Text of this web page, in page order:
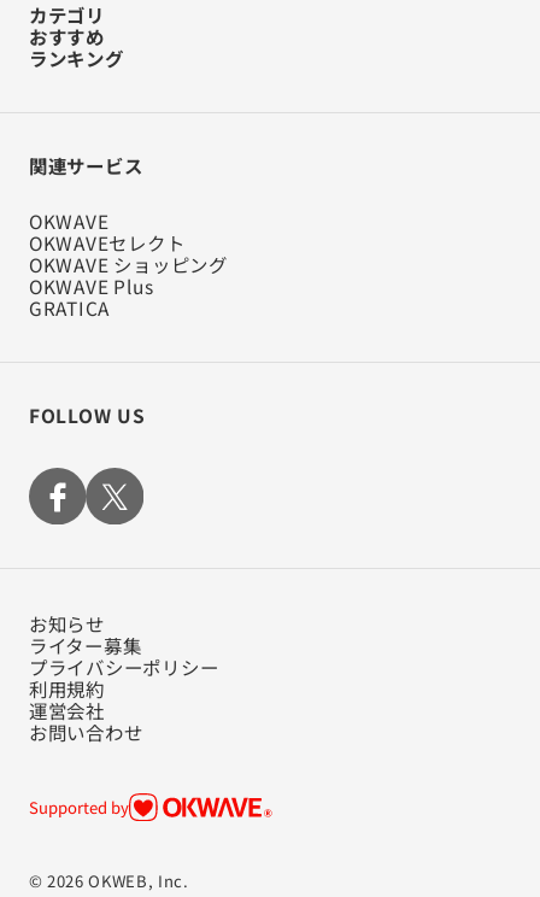
カテゴリ
おすすめ
ランキング
関連サービス
OKWAVE
OKWAVEセレクト
OKWAVE ショッピング
OKWAVE Plus
GRATICA
FOLLOW US
お知らせ
ライター募集
プライバシーポリシー
利用規約
運営会社
お問い合わせ
Supported by
© 2026 OKWEB, Inc.